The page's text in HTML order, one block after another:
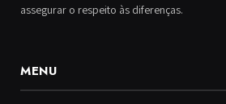
assegurar o respeito às diferenças.
MENU